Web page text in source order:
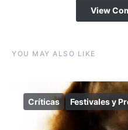
View
YOU MAY ALSO LIKE
Críticas Festivales y